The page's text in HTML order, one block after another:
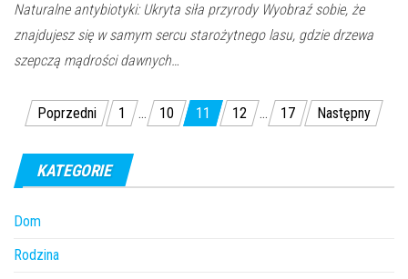
Naturalne antybiotyki: Ukryta siła przyrody Wyobraź sobie, że
znajdujesz się w samym sercu starożytnego lasu, gdzie drzewa
szepczą mądrości dawnych…
Stronicowanie
wpisów
Poprzedni 1 … 10 11 12 … 17 Następny
KATEGORIE
Dom
Rodzina